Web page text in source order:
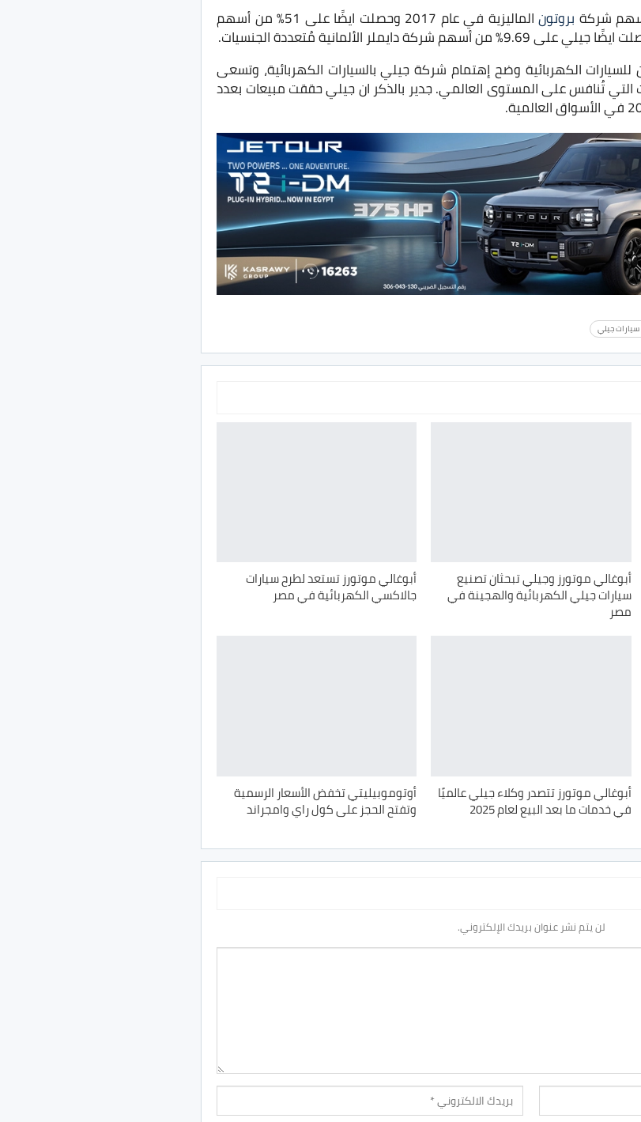
بروتون الماليزية في عام 2017 وحصلت ايضًا على 51% من أسهم
دايملر الألمانية مُتعددة الجنسيات.
الكهربائية وضح إهتمام شركة جيلي بالسيارات الكهربائية، وتسعى
التي تُنافس على المستوى العالمي. جدير بالذكر ان جيلي حققت مبيعات بعدد
جيلي
أبوغالي موتورز وجيلي تبحثان تصنيع
سيارات جيلي الكهربائية والهجينة في
مصر
أبوغالي موتورز تستعد لطرح سيارات
جالاكسي الكهربائية في مصر
أبوغالي موتورز تتصدر وكلاء جيلي عالميًا
في خدمات ما بعد البيع لعام 2025
أوتوموبيليتي تخفض الأسعار الرسمية
وتفتح الحجز على كول راي وامجراند
لن يتم نشر عنوان بريدك الإلكتروني.